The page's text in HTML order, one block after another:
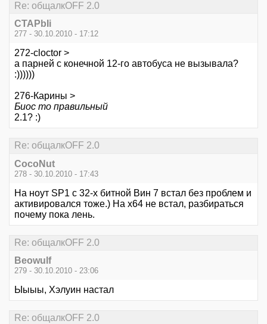
Re: общалкOFF 2.0
CTAPbIi
277 - 30.10.2010 - 17:12
272-cloctor >
а парней с конечной 12-го автобуса не вызывала?
:))))))
276-Карины >
Биос то правильный
2.1? :)
Re: общалкOFF 2.0
CocoNut
278 - 30.10.2010 - 17:43
На ноут SP1 с 32-х битной Вин 7 встал без проблем и
активировался тоже.) На х64 не встал, разбираться
почему пока лень.
Re: общалкOFF 2.0
Beowulf
279 - 30.10.2010 - 23:06
Ыыыы, Хэлуин настал
Re: общалкOFF 2.0